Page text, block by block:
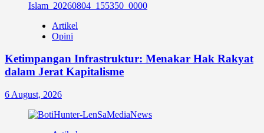
Artikel
Opini
Ketimpangan Infrastruktur: Menakar Hak Rakyat
dalam Jerat Kapitalisme
6 August, 2026